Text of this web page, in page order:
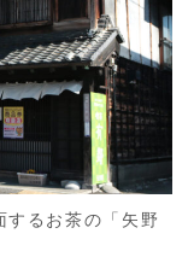
するお茶の「矢野